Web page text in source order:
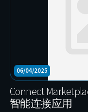
06/04/2025
Connect
智能连接应用